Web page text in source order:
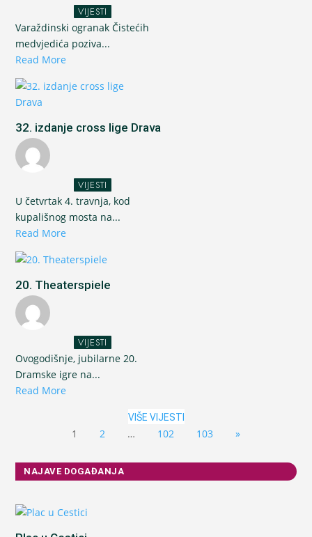
VIJESTI
Varaždinski ogranak Čistećih
medvjedića poziva...
Read More
32. izdanje cross lige Drava
VIJESTI
U četvrtak 4. travnja, kod
kupališnog mosta na...
Read More
20. Theaterspiele
VIJESTI
Ovogodišnje, jubilarne 20.
Dramske igre na...
Read More
VIŠE VIJESTI
1 2 … 102 103 »
NAJAVE DOGAĐANJA